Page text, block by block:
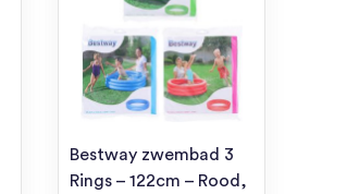
Bestway zwembad 3
Rings – 122cm – Rood,